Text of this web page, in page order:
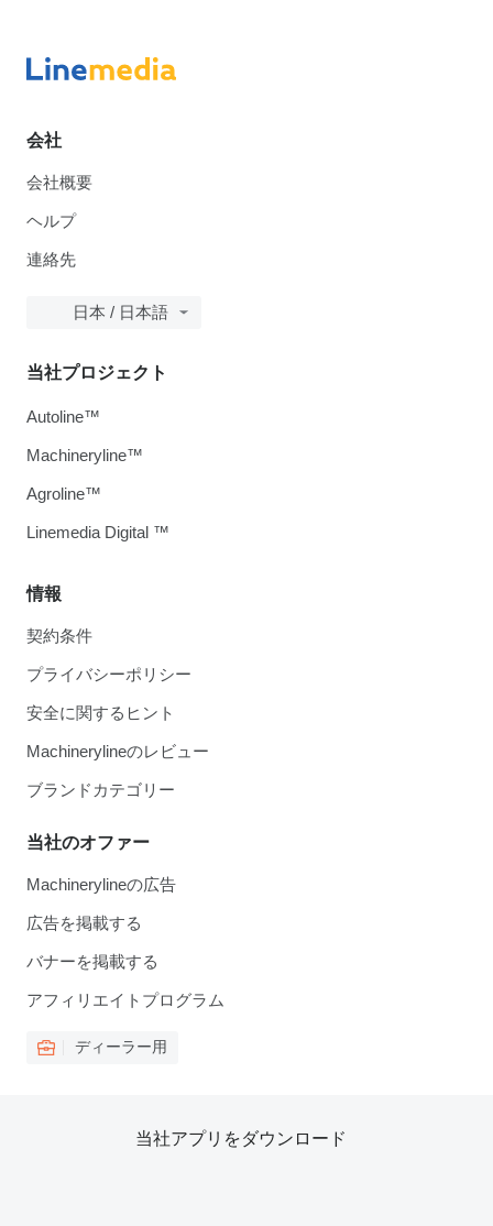
会社
会社概要
ヘルプ
連絡先
日本 / 日本語
情報
契約条件
プライバシーポリシー
安全に関するヒント
Machinerylineのレビュー
ブランドカテゴリー
当社のオファー
Machinerylineの広告
広告を掲載する
バナーを掲載する
アフィリエイトプログラム
ディーラー用
当社プロジェクト
Autoline™
Machineryline™
Agroline™
Linemedia Digital ™
当社アプリをダウンロード